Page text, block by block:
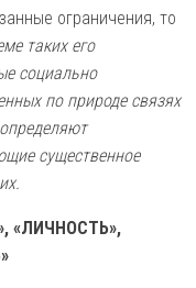
ограничения, то
таких его
социально
по природе связях
существенное
«ЛИЧНОСТЬ»,